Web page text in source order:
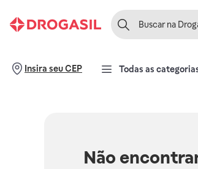
Insira seu CEP Todas as
Não